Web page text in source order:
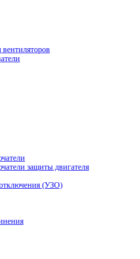
защиты двигателя
(УЗО)